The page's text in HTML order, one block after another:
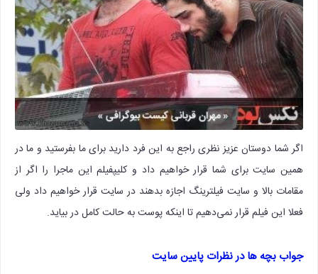
اگر شما دوستان عزیز نظری راجع به این فرد دارید برای ما بفرستید و ما در
همین سایت برای شما قرار خواهیم داد و کلیپفیلم این ماجرا را اگر از
مقامات بالا و سایت فیلترینگ اجازه بدهند در سایت قرار خواهیم داد ولی
فعلا این فیلم قرار نمی‌دهیم تا اینکه پوست به حالت کامل در بیاید.
جواب بچه ها در نظرات پایین سایت